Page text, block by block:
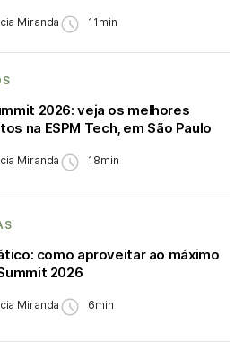
Miranda 11min
2026: veja os melhores
na ESPM Tech, em São Paulo
Miranda 18min
como aproveitar ao máximo
2026
Miranda 6min